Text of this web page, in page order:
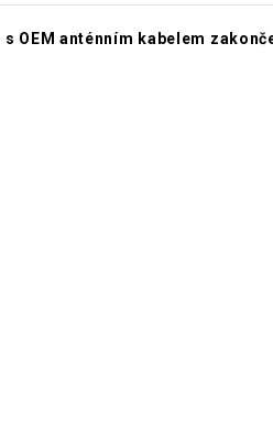
OEM anténním kabelem